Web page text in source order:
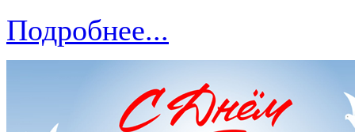
Подробнее...